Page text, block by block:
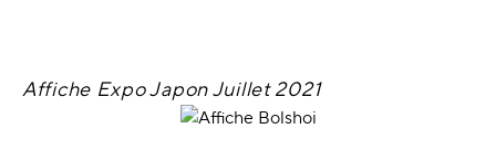
Affiche Expo Japon Juillet 2021